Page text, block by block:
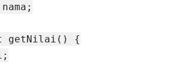
getNilai() {